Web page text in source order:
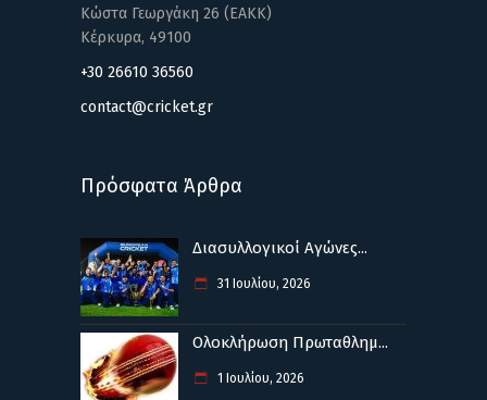
Κώστα Γεωργάκη 26 (ΕΑΚΚ)
Κέρκυρα, 49100
+30 26610 36560
contact@cricket.gr
Πρόσφατα Άρθρα
Διασυλλογικοί Αγώνες...
31 Ιουλίου, 2026
Ολοκλήρωση Πρωταθλημ...
1 Ιουλίου, 2026